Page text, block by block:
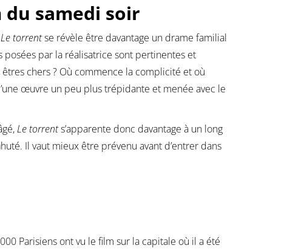
samedi soir
Le torrentse révèle être davantage un drame familial
posées par la réalisatrice sont pertinentes et
chers ? Où commence la complicité et où
œuvre un peu plus trépidante et menée avec le
Le torrents’apparente donc davantage à un long
Il vaut mieux être prévenu avant d’entrer dans
Parisiens ont vu le film sur la capitale où il a été